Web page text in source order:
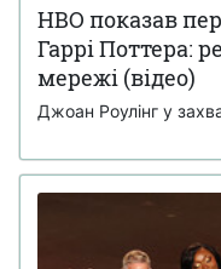
HBO показав
Гаррі Поттера:
мережі (відео)
Джоан Роулінг у